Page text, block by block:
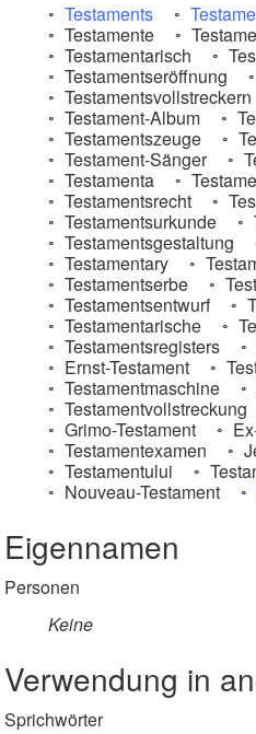
Testaments
Testamente
Testamentarisch
Testamentseröffnung
Testamentsvollstreckern
Testament-Album
Testamentszeuge
Testament-Sänger
Testamenta
Testamentsrecht
Testamentsurkunde
Testamentsgestaltung
Testamentary
Testamentserbe
Testamentsentwurf
Testamentarische
Testamentsregisters
Ernst-Testament
Testamentmaschine
Testamentvollstreckung
Grimo-Testament
Testamentexamen
Testamentului
Nouveau-Testament
Eigennamen
Personen
Keine
Verwendung in
Sprichwörter